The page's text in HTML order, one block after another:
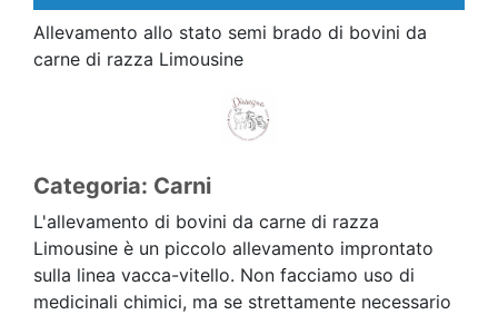
Allevamento allo stato semi brado di bovini da
carne di razza Limousine
Categoria: Carni
L'allevamento di bovini da carne di razza
Limousine è un piccolo allevamento improntato
sulla linea vacca-vitello. Non facciamo uso di
medicinali chimici, ma se strettamente necessario